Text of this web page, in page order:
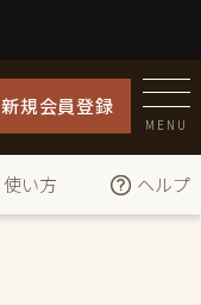
新規会員登録
MENU
使い方 ヘルプ